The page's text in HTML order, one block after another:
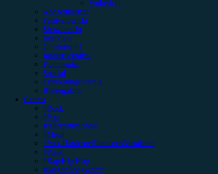
Vorbericht
Konzertbericht
Festivalbericht
Showbericht
Interview
Gewinnspiel
Jahresrückblick
Kommentar
Special
Erinnerungswürdig
Bildergalerie
Genres
#Rock
#Pop
#Alternative/Indie
#Metal
#Post-Hardcore/Hardcore/Metalcore
#Punk
#Rap/Hip-Hop
#Singer/Songwriter